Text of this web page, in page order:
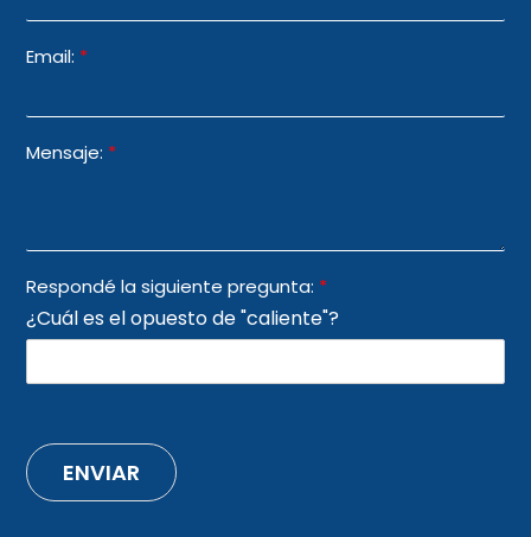
Email: *
Mensaje: *
Respondé la siguiente pregunta: *
¿Cuál es el opuesto de "caliente"?
ENVIAR